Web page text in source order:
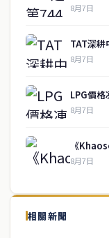
8月7日
TAT深耕
8月7日
LPG價
8月7日
《
8月7日
相關新聞